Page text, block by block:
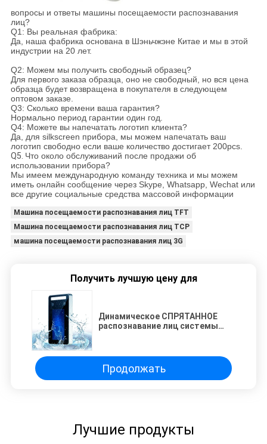
вопросы и ответы машины посещаемости распознавания
лиц?
Q1: Вы реальная фабрика:
Да, наша фабрика основана в Шэньчжэне Китае и мы в этой
индустрии на 20 лет.
Q2: Можем мы получить свободный образец?
Для первого заказа образца, оно не свободный, но вся цена
образца будет возвращена в покупателя в следующем
оптовом заказе.
Q3: Сколько времени ваша гарантия?
Нормально период гарантии один год.
Q4: Можете вы напечатать логотип клиента?
Да, для silkscreen прибора, мы можем напечатать ваш
логотип свободно если ваше количество достигает 200pcs.
Q5. Что около обслуживаний после продажи об
использовании прибора?
Мы имеем международную команду техника и мы можем
иметь онлайн сообщение через Skype, Whatsapp, Wechat или
все другие социальные средства массовой информации
Машина посещаемости распознавания лиц TFT
Машина посещаемости распознавания лиц TCP
машина посещаемости распознавания лиц 3G
Получить лучшую цену для
Динамическое СПРЯТАННОЕ
распознавание лиц системы
Продолжать
Лучшие продукты